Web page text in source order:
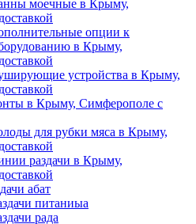
моечные в Крыму,
опции к
в Крыму,
устройства в Крыму,
в Крыму, Симферополе с
для рубки мяса в Крыму,
раздачи в Крыму,
абат
питаниыа
рада